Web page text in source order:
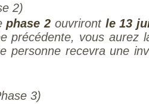
2)
phase 2 ouvrirontle 13
précédente, vous aurez
personne recevra une
3)